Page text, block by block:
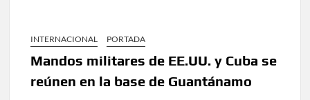
INTERNACIONAL PORTADA
Mandos militares de EE.UU. y Cuba se
reúnen en la base de Guantánamo